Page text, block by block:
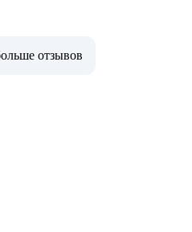
отзывов